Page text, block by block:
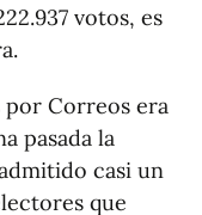
votos, es
por Correos era
pasada la
casi un
que